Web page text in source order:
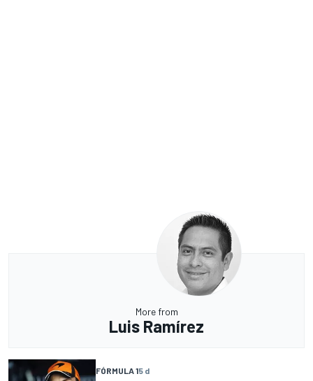
More from
Luis Ramírez
FÓRMULA 15 d